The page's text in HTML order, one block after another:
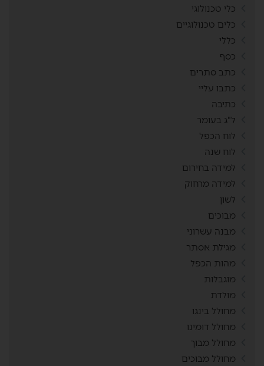
כלי טכנולוגי
כלים טכנולוגיים
כללי
כסף
כתב סתרים
כתבו עליי
כתיבה
ל"ג בעומר
לוח הכפל
לוח שנה
למידה בחירום
למידה מרחוק
לשון
מבוכים
מבנה עשרוני
מגילת אסתר
מהות הכפל
מוגבלות
מולדת
מחולל בינגו
מחולל דומינו
מחולל מבוך
מחולל מבוכים